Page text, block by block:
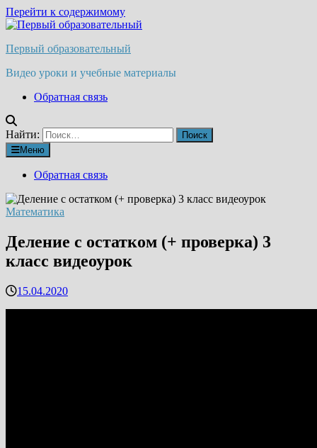
Перейти к содержимому
Первый образовательный
Видео уроки и учебные материалы
Обратная связь
Найти:
Меню
Обратная связь
Математика
Деление с остатком (+ проверка) 3
класс видеоурок
15.04.2020